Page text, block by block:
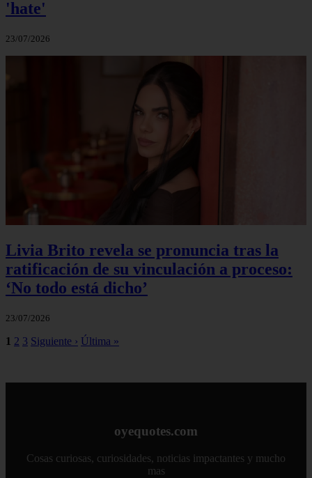
'hate'
23/07/2026
Livia Brito revela se pronuncia tras la
ratificación de su vinculación a proceso:
‘No todo está dicho’
23/07/2026
1 2 3 Siguiente › Última »
oyequotes.com
Cosas curiosas, curiosidades, noticias impactantes y mucho
mas